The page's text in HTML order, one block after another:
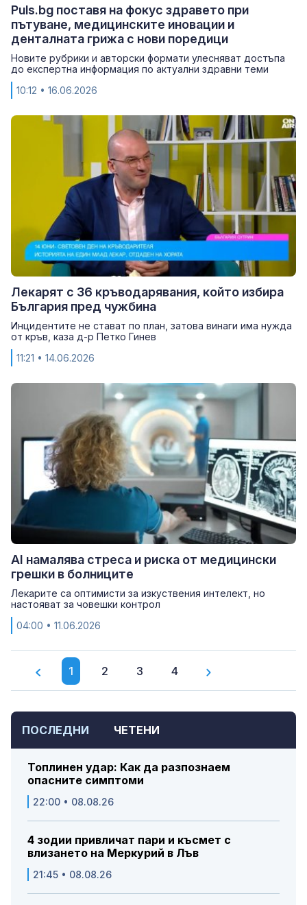
Puls.bg поставя на фокус здравето при
пътуване, медицинските иновации и
денталната грижа с нови поредици
Новите рубрики и авторски формати улесняват достъпа
до експертна информация по актуални здравни теми
10:12 • 16.06.2026
Лекарят с 36 кръводарявания, който избира
България пред чужбина
Инцидентите не стават по план, затова винаги има нужда
от кръв, каза д-р Петко Гинев
11:21 • 14.06.2026
AI намалява стреса и риска от медицински
грешки в болниците
Лекарите са оптимисти за изкуствения интелект, но
настояват за човешки контрол
04:00 • 11.06.2026
1 2 3 4
ПОСЛЕДНИ ЧЕТЕНИ
Топлинен удар: Как да разпознаем
опасните симптоми
22:00 • 08.08.26
4 зодии привличат пари и късмет с
влизането на Меркурий в Лъв
21:45 • 08.08.26